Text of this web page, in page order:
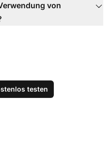
von
testen